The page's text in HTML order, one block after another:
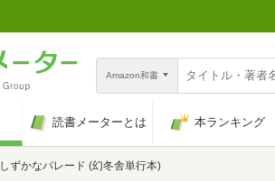
Amazon和書
読書メーターとは 本ランキング
しずかなパレード (幻冬舎単行本)